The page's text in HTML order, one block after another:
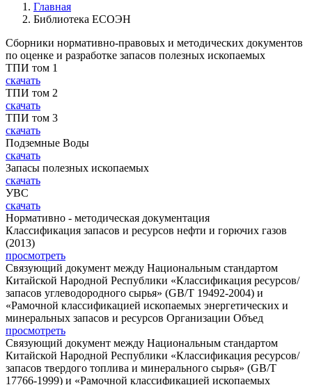
Главная
Библиотека ЕСОЭН
Сборники нормативно-правовых и методических документов
по оценке и разработке запасов полезных ископаемых
ТПИ том 1
скачать
ТПИ том 2
скачать
ТПИ том 3
скачать
Подземные Воды
скачать
Запасы полезных ископаемых
скачать
УВС
скачать
Нормативно - методическая документация
Классификация запасов и ресурсов нефти и горючих газов
(2013)
просмотреть
Связующий документ между Национальным стандартом
Китайской Народной Республики «Классификация ресурсов/
запасов углеводородного сырья» (GB/T 19492-2004) и
«Рамочной классификацией ископаемых энергетических и
минеральных запасов и ресурсов Организации Объед
просмотреть
Связующий документ между Национальным стандартом
Китайской Народной Республики «Классификация ресурсов/
запасов твердого топлива и минерального сырья» (GB/T
17766-1999) и «Рамочной классификацией ископаемых